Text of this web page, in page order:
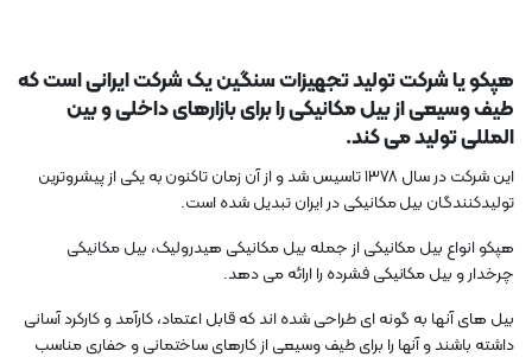
هپکو یا شرکت تولید تجهیزات سنگین یک شرکت ایرانی است که
طیف وسیعی از بیل مکانیکی را برای بازارهای داخلی و بین
المللی تولید می کند.
این شرکت در سال 1378 تاسیس شد و از آن زمان تاکنون به یکی از پیشروترین
تولیدکنندگان بیل مکانیکی در ایران تبدیل شده است.
هپکو انواع بیل مکانیکی از جمله بیل مکانیکی هیدرولیک، بیل مکانیکی
چرخدار و بیل مکانیکی فشرده را ارائه می دهد.
بیل های آنها به گونه ای طراحی شده اند که قابل اعتماد، کارآمد و کارکرد آسانی
داشته باشند و آنها را برای طیف وسیعی از کارهای ساختمانی و حفاری مناسب